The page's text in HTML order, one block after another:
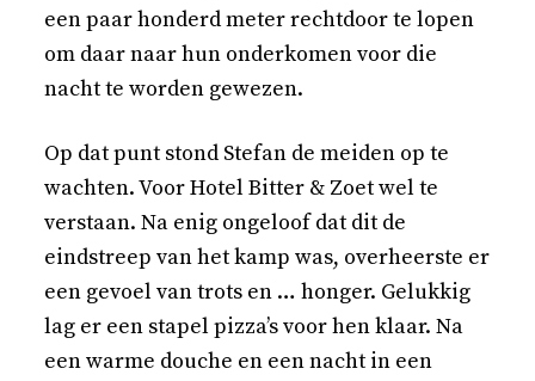
een paar honderd meter rechtdoor te lopen
om daar naar hun onderkomen voor die
nacht te worden gewezen.
Op dat punt stond Stefan de meiden op te
wachten. Voor Hotel Bitter & Zoet wel te
verstaan. Na enig ongeloof dat dit de
eindstreep van het kamp was, overheerste er
een gevoel van trots en … honger. Gelukkig
lag er een stapel pizza’s voor hen klaar. Na
een warme douche en een nacht in een